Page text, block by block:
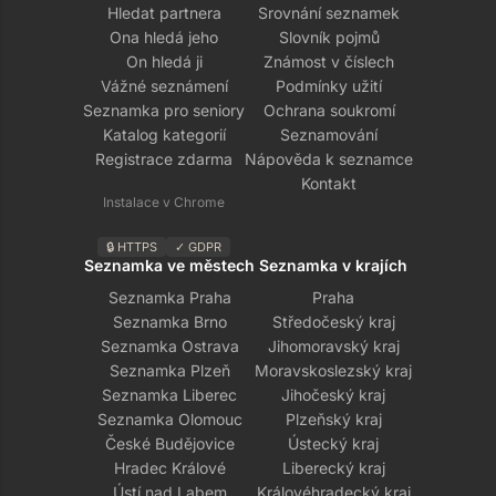
Hledat partnera
Ona hledá jeho
On hledá ji
Vážné seznámení
Seznamka pro seniory
Katalog kategorií
Registrace zdarma
Instalace v Chrome
🔒 HTTPS ✓ GDPR
Srovnání seznamek
Slovník pojmů
Známost v číslech
Podmínky užití
Ochrana soukromí
Seznamování
Nápověda k seznamce
Kontakt
Seznamka ve městech
Seznamka Praha
Seznamka Brno
Seznamka Ostrava
Seznamka Plzeň
Seznamka Liberec
Seznamka Olomouc
České Budějovice
Hradec Králové
Ústí nad Labem
Seznamka v krajích
Praha
Středočeský kraj
Jihomoravský kraj
Moravskoslezský kraj
Jihočeský kraj
Plzeňský kraj
Ústecký kraj
Liberecký kraj
Královéhradecký kraj